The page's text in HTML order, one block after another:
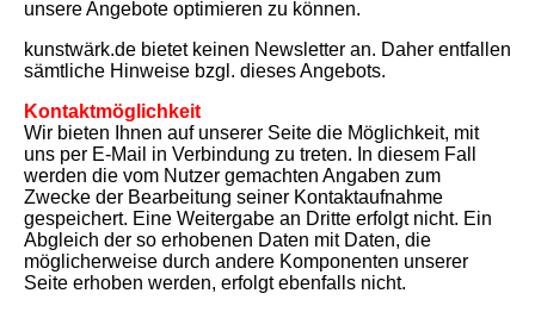
unsere Angebote optimieren zu können.
kunstwärk.de bietet keinen Newsletter an. Daher entfallen
sämtliche Hinweise bzgl. dieses Angebots.
Kontaktmöglichkeit
Wir bieten Ihnen auf unserer Seite die Möglichkeit, mit
uns per E-Mail in Verbindung zu treten. In diesem Fall
werden die vom Nutzer gemachten Angaben zum
Zwecke der Bearbeitung seiner Kontaktaufnahme
gespeichert. Eine Weitergabe an Dritte erfolgt nicht. Ein
Abgleich der so erhobenen Daten mit Daten, die
möglicherweise durch andere Komponenten unserer
Seite erhoben werden, erfolgt ebenfalls nicht.